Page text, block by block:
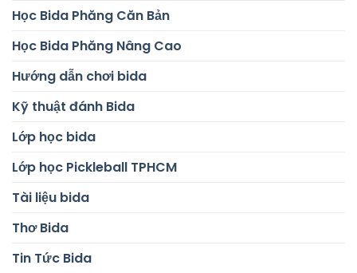
Học Bida Phăng Căn Bản
Học Bida Phăng Nâng Cao
Hướng dẫn chơi bida
Kỹ thuật đánh Bida
Lớp học bida
Lớp học Pickleball TPHCM
Tài liệu bida
Thơ Bida
Tin Tức Bida